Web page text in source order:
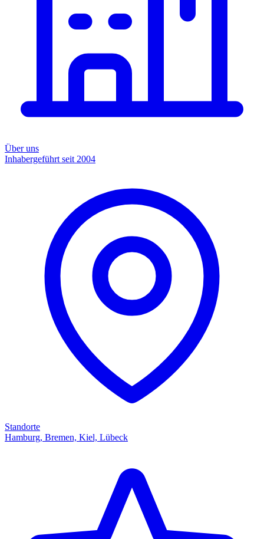
Über uns
Inhabergeführt seit 2004
Standorte
Hamburg, Bremen, Kiel, Lübeck